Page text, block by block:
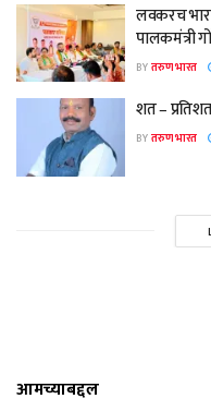
लवकरच
पालकमंत्री
BYतरुण भारत
शत –
BYतरुण भारत
आमच्याबद्दल